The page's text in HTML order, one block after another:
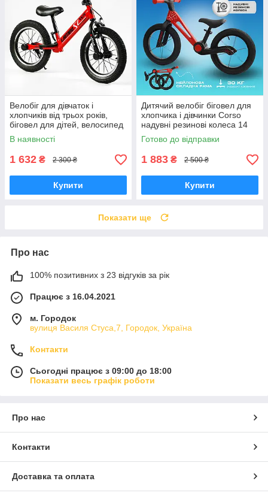
Велобіг для дівчаток і
хлопчиків від трьох років,
біговел для дітей, велосипед
без педалей LB-14811 колесо
14*
В наявності
1 632 ₴ 2 300 ₴
Купити
Дитячий велобіг біговел для
хлопчика і дівчинки Corso
надувні резинові колеса 14
нейлонова складна рама
Готово до відправки
1 883 ₴ 2 500 ₴
Купити
Показати ще
Про нас
100% позитивних з 23 відгуків за рік
Працює з 16.04.2021
м. Городок
вулиця Василя Стуса,7, Городок, Україна
Контакти
Сьогодні працює з 09:00 до 18:00
Показати весь графік роботи
Про нас
Контакти
Доставка та оплата